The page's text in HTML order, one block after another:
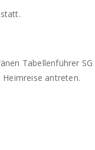
Tabellenführer SG
antreten.